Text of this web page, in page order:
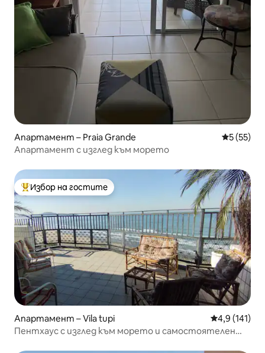
Апартамент – Praia Grande Средна
5 (55)
Апартамент с изглед към морето
Най-популярен избор на гостите
Избор на гостите
Апартамент – Vila tupi Средна
4,9 (141)
Пентхаус с изглед към морето и самостоятелен